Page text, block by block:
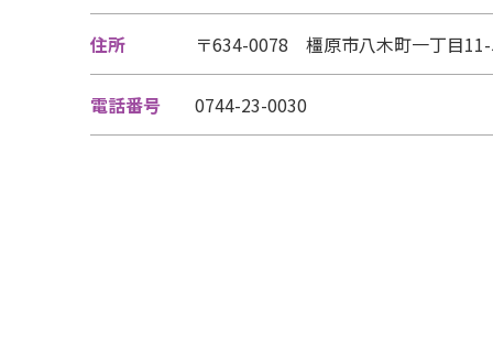
住所 〒634-0078 橿原市八木町一丁目
電話番号 0744-23-0030